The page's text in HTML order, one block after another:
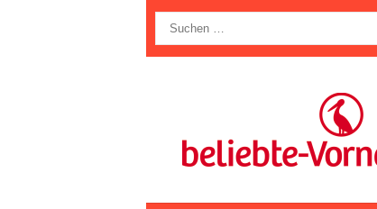
nach: